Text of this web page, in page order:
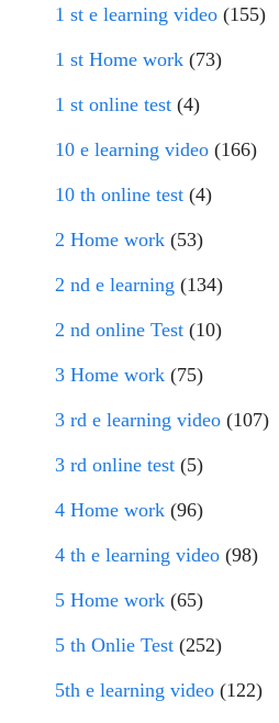
1 st e learning video (155)
1 st Home work (73)
1 st online test (4)
10 e learning video (166)
10 th online test (4)
2 Home work (53)
2 nd e learning (134)
2 nd online Test (10)
3 Home work (75)
3 rd e learning video (107)
3 rd online test (5)
4 Home work (96)
4 th e learning video (98)
5 Home work (65)
5 th Onlie Test (252)
5th e learning video (122)